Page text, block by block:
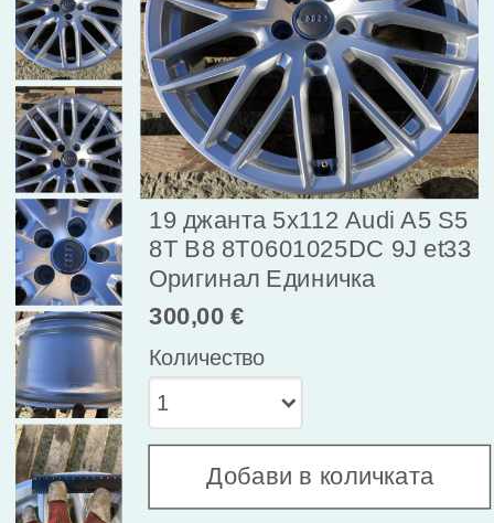
19 джанта 5х112 Audi A5 S5
8T B8 8T0601025DC 9J et33
Оригинал Единичка
300,00 €
Количество
Добави в количката